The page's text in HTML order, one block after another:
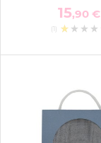
15,90 €
(1)